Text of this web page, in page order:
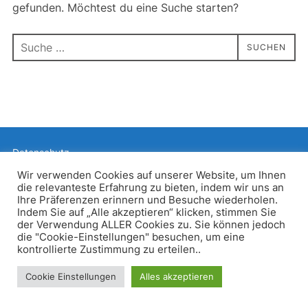
gefunden. Möchtest du eine Suche starten?
Suchen
nach:
SUCHEN
Datenschutz
Inspiro WordPress Theme von WPZOOM
Wir verwenden Cookies auf unserer Website, um Ihnen
die relevanteste Erfahrung zu bieten, indem wir uns an
Ihre Präferenzen erinnern und Besuche wiederholen.
Indem Sie auf „Alle akzeptieren“ klicken, stimmen Sie
der Verwendung ALLER Cookies zu. Sie können jedoch
die "Cookie-Einstellungen" besuchen, um eine
kontrollierte Zustimmung zu erteilen..
Cookie Einstellungen Alles akzeptieren